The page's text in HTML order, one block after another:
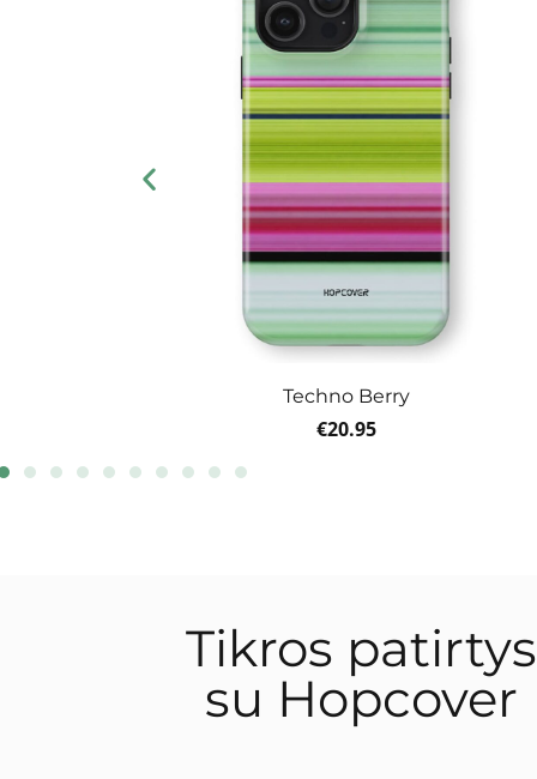
Techno Berry
€20.95
Tikros patirtys
su Hopcover